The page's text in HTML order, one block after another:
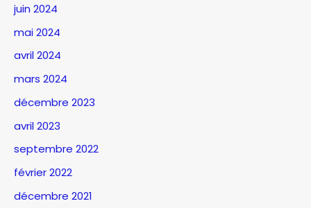
juin 2024
mai 2024
avril 2024
mars 2024
décembre 2023
avril 2023
septembre 2022
février 2022
décembre 2021